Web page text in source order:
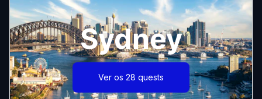
Sydney
Ver os 28 quests